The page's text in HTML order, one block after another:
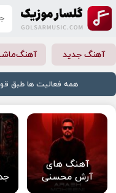
آهنگ جدید
همه فعالیت ها طبق
آهنگ های
آرش محسنی